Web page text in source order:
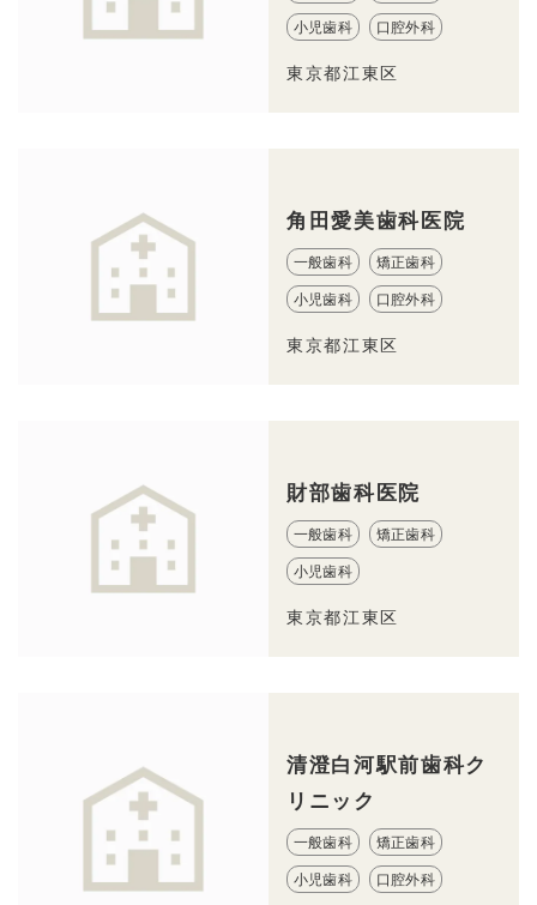
小児歯科 口腔外科
東京都江東区
角田愛美歯科医院
一般歯科 矯正歯科
小児歯科 口腔外科
東京都江東区
財部歯科医院
一般歯科 矯正歯科
小児歯科
東京都江東区
清澄白河駅前歯科ク
リニック
一般歯科 矯正歯科
小児歯科 口腔外科